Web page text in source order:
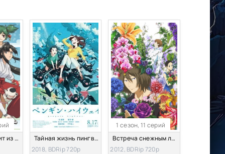
Мамору выходит из тени!
Тайная жизнь пингвинов [2018]
2018, BDRip 720p
1 сезон, 11 серий
Встреча снежным летом
2012, BDRip 720p